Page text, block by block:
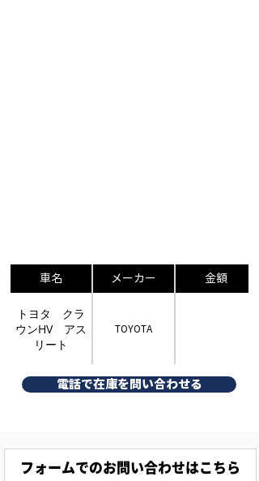
車名 メーカー 金額
トヨタ クラ
ウンHV アス
リート
TOYOTA
電話で在庫を問い合わせる
フォームでのお問い合わせはこちら